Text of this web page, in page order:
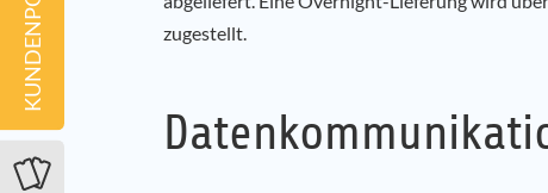
zugestellt.